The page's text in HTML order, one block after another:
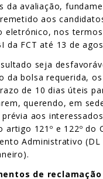
da avaliação,
aos
eletrónico, nos
da FCT até 13 de
seja
da bolsa requerida,
de 10 dias úteis
querendo, em
prévia aos
artigo 121º e 122º do
Administrativo (DL
de